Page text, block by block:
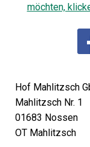
möchten,
Hof Mahlitzsch
Mahlitzsch Nr. 1
01683 Nossen
OT Mahlitzsch